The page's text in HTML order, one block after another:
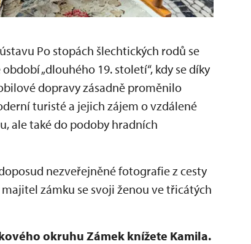
Po stopách šlechtických rodů se
„dlouhého 19. století“, kdy se díky
dopravy zásadně proměnilo
turisté a jejich zájem o vzdálené
ale také do podoby hradních
nezveřejněné fotografie z cesty
zámku se svoji ženou ve třicátých
okruhu Zámek knížete Kamila.